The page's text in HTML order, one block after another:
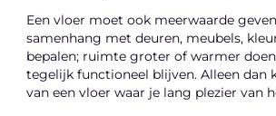
Een vloer moet ook meerwaarde
samenhang met deuren, meubels,
bepalen; ruimte groter of warmer
tegelijk functioneel blijven. Alleen dan
van een vloer waar je lang plezier van